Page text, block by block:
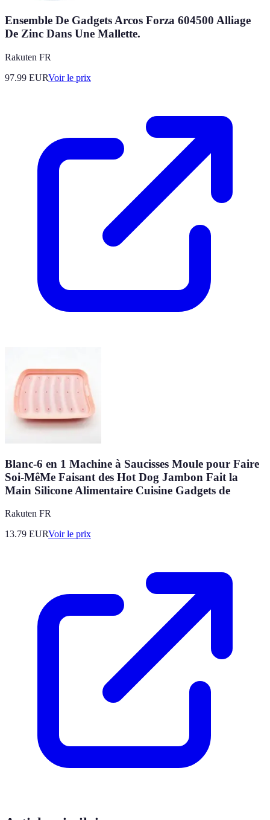
Ensemble De Gadgets Arcos Forza 604500 Alliage
De Zinc Dans Une Mallette.
Rakuten FR
97.99 EURVoir le prix
Blanc-6 en 1 Machine à Saucisses Moule pour Faire
Soi-MêMe Faisant des Hot Dog Jambon Fait la
Main Silicone Alimentaire Cuisine Gadgets de
Rakuten FR
13.79 EURVoir le prix